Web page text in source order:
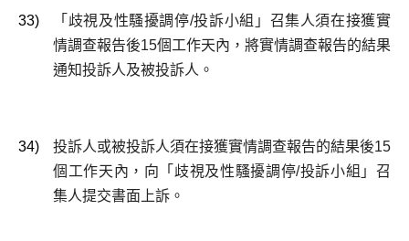
33)
「歧視及性騷擾調停/投訴小組」召集人須在接獲實
情調查報告後15個工作天內，將實情調查報告的結果
通知投訴人及被投訴人。
34)
投訴人或被投訴人須在接獲實情調查報告的結果後15
個工作天內，向「歧視及性騷擾調停/投訴小組」召
集人提交書面上訴。